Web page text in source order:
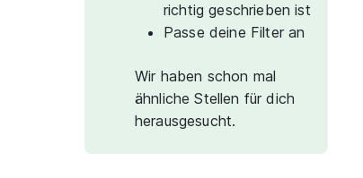
richtig geschrieben ist
Passe deine Filter an
Wir haben schon mal
ähnliche Stellen für dich
herausgesucht.